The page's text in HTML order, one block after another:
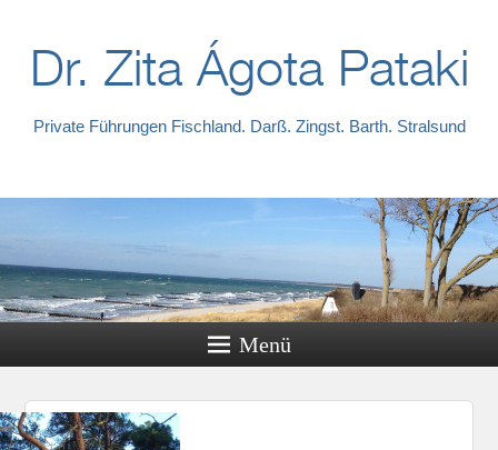
Dr. Zita Ágota Pataki
Private Führungen Fischland. Darß. Zingst. Barth. Stralsund
Menü